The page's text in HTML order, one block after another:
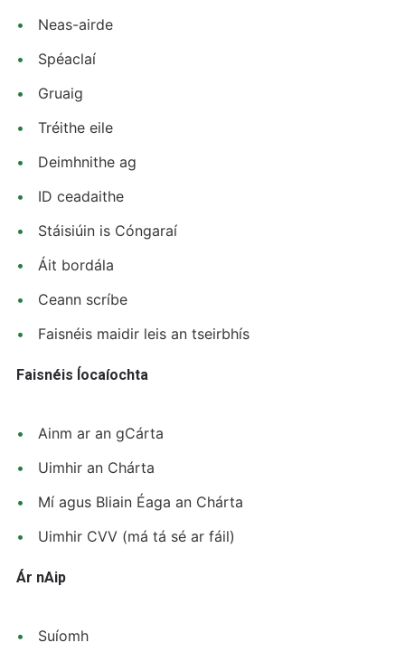
Neas-airde
Spéaclaí
Gruaig
Tréithe eile
Deimhnithe ag
ID ceadaithe
Stáisiúin is Cóngaraí
Áit bordála
Ceann scríbe
Faisnéis maidir leis an tseirbhís
Faisnéis Íocaíochta
Ainm ar an gCárta
Uimhir an Chárta
Mí agus Bliain Éaga an Chárta
Uimhir CVV (má tá sé ar fáil)
Ár nAip
Suíomh